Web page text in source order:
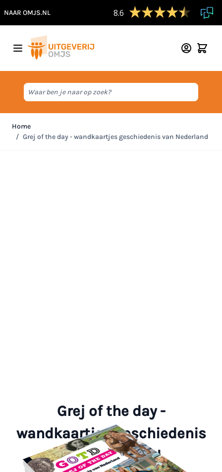
NAAR OMJS.NL 8.6
Waar ben je naar op zoek?
Home
/ Grej of the day - wandkaartjes geschiedenis van Nederland
Grej of the day -
wandkaartjes geschiedenis
van Nederland